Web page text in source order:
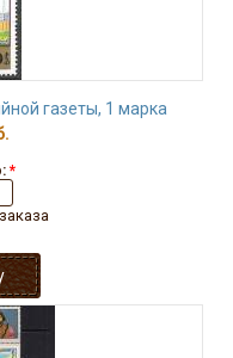
газеты, 1 марка
*